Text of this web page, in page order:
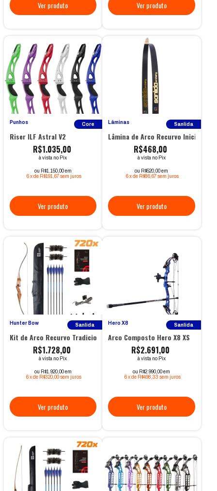
Punhos Core
Riser ILF Astral V2
R$1.035,00
à vista no Pix
ou R$1.150,00 em
6 xde R$191,67 sem juros
Lâminas Sanlida
Lâmina de Arco Recurvo Iniciante
R$468,00
à vista no Pix
ou R$520,00 em
6 xde R$86,67 sem juros
Hunter Bow Sanlida
Kit de Arco Recurvo Tradicional de Madeira Royal X8 60"
R$1.728,00
à vista no Pix
ou R$1.920,00 em
6 xde R$320,00 sem juros
Hero X8 Sanlida
Arco Composto Hero X8 XS
R$2.691,00
à vista no Pix
ou R$2.990,00 em
6 xde R$498,33 sem juros